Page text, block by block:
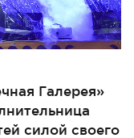
Галерея»
силой своего